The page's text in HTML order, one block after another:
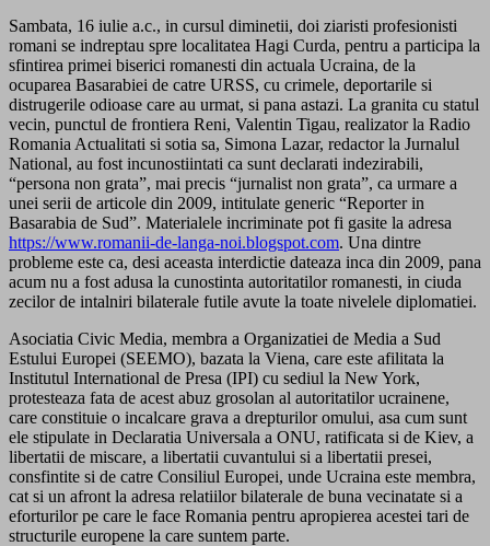
Sambata, 16 iulie a.c., in cursul diminetii, doi ziaristi profesionisti
romani se indreptau spre localitatea Hagi Curda, pentru a participa la
sfintirea primei biserici romanesti din actuala Ucraina, de la
ocuparea Basarabiei de catre URSS, cu crimele, deportarile si
distrugerile odioase care au urmat, si pana astazi. La granita cu statul
vecin, punctul de frontiera Reni, Valentin Tigau, realizator la Radio
Romania Actualitati si sotia sa, Simona Lazar, redactor la Jurnalul
National, au fost incunostiintati ca sunt declarati indezirabili,
“persona non grata”, mai precis “jurnalist non grata”, ca urmare a
unei serii de articole din 2009, intitulate generic “Reporter in
Basarabia de Sud”. Materialele incriminate pot fi gasite la adresa
https://www.romanii-de-langa-noi.blogspot.com. Una dintre
probleme este ca, desi aceasta interdictie dateaza inca din 2009, pana
acum nu a fost adusa la cunostinta autoritatilor romanesti, in ciuda
zecilor de intalniri bilaterale futile avute la toate nivelele diplomatiei.
Asociatia Civic Media, membra a Organizatiei de Media a Sud
Estului Europei (SEEMO), bazata la Viena, care este afilitata la
Institutul International de Presa (IPI) cu sediul la New York,
protesteaza fata de acest abuz grosolan al autoritatilor ucrainene,
care constituie o incalcare grava a drepturilor omului, asa cum sunt
ele stipulate in Declaratia Universala a ONU, ratificata si de Kiev, a
libertatii de miscare, a libertatii cuvantului si a libertatii presei,
consfintite si de catre Consiliul Europei, unde Ucraina este membra,
cat si un afront la adresa relatiilor bilaterale de buna vecinatate si a
eforturilor pe care le face Romania pentru apropierea acestei tari de
structurile europene la care suntem parte.